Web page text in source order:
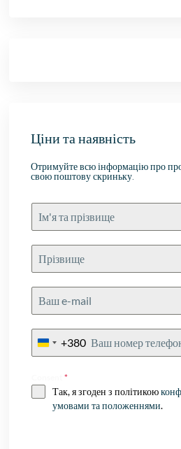
Ціни та наявність
Отримуйте всю інформацію про
свою поштову скриньку.
Ukraine
+380
Consent*
Так, я згоден з політикою
умовами та положеннями.